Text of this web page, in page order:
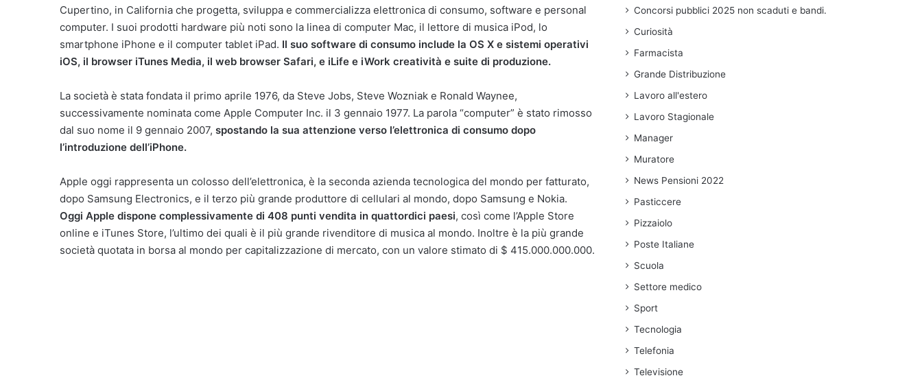
Cupertino, in California che progetta, sviluppa e commercializza elettronica di consumo, software e personal
computer. I suoi prodotti hardware più noti sono la linea di computer Mac, il lettore di musica iPod, lo
smartphone iPhone e il computer tablet iPad. Il suo software di consumo include la OS X e sistemi operativi
iOS, il browser iTunes Media, il web browser Safari, e iLife e iWork creatività e suite di produzione.
La società è stata fondata il primo aprile 1976, da Steve Jobs, Steve Wozniak e Ronald Waynee,
successivamente nominata come Apple Computer Inc. il 3 gennaio 1977. La parola “computer” è stato rimosso
dal suo nome il 9 gennaio 2007, spostando la sua attenzione verso l’elettronica di consumo dopo
l’introduzione dell’iPhone.
Apple oggi rappresenta un colosso dell’elettronica, è la seconda azienda tecnologica del mondo per fatturato,
dopo Samsung Electronics, e il terzo più grande produttore di cellulari al mondo, dopo Samsung e Nokia.
Oggi Apple dispone complessivamente di 408 punti vendita in quattordici paesi, così come l’Apple Store
online e iTunes Store, l’ultimo dei quali è il più grande rivenditore di musica al mondo. Inoltre è la più grande
società quotata in borsa al mondo per capitalizzazione di mercato, con un valore stimato di $ 415.000.000.000.
Concorsi pubblici 2025 non scaduti e bandi.
Curiosità
Farmacista
Grande Distribuzione
Lavoro all'estero
Lavoro Stagionale
Manager
Muratore
News Pensioni 2022
Pasticcere
Pizzaiolo
Poste Italiane
Scuola
Settore medico
Sport
Tecnologia
Telefonia
Televisione